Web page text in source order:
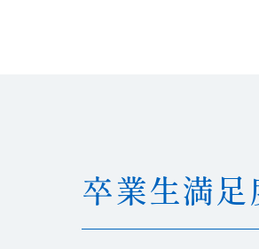
卒業生満